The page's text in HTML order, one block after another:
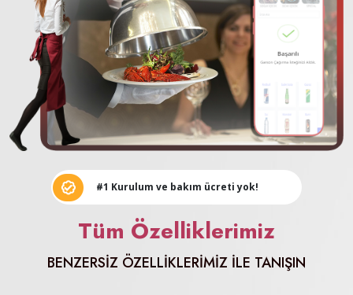
#1 Kurulum ve bakım ücreti yok!
Tüm Özelliklerimiz
BENZERSİZ ÖZELLİKLERİMİZ İLE TANIŞIN